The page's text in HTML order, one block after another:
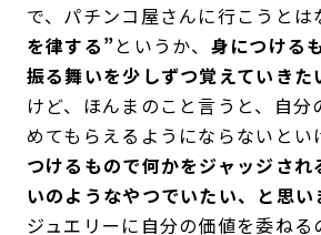
で、パチンコ屋さんに行こうとは
を律する”というか、 身につける
振る舞いを少しずつ覚えていきた
けど、ほんまのこと言うと、自分
めてもらえるようにならないとい
つけるもので何かをジャッジされ
いのようなやつでいたい、と思い
ジュエリーに自分の価値を委ねる